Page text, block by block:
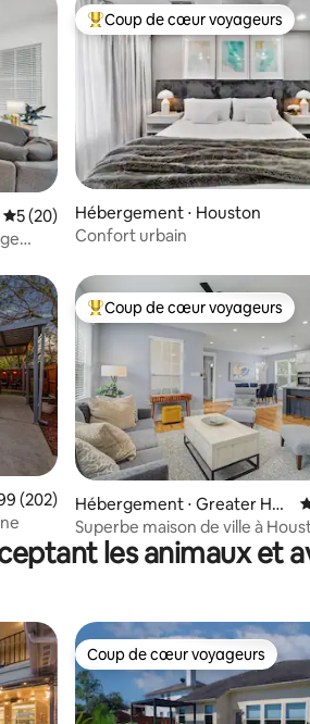
: 4,96 sur 5
appréciés
Évaluation moyenne sur la base de 20
5 (20)
Coups de cœur voyageurs les
Coup de cœur voyageurs
Hébergement ⋅ Houston
Confort urbain
: 4,98 sur 5
appréciés
moyenne sur la base de 202
(202)
Coups de cœur voyageurs les
Coup de cœur voyageurs
Hébergement ⋅ Greater Hei
ghts
Superbe maison de ville à
Heights avec bureau
les animaux et
Coup de cœur voyageurs
Coup de cœur voyageurs